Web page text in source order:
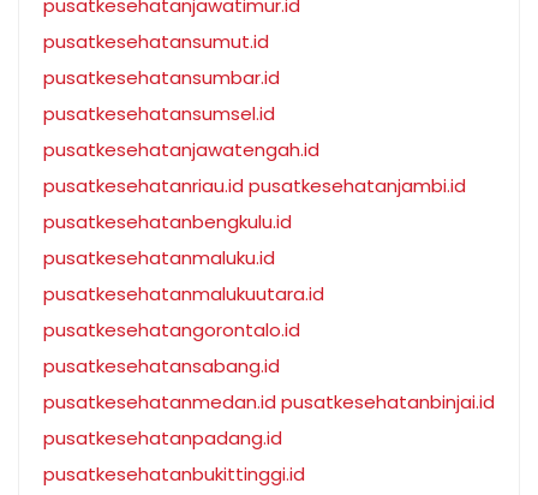
pusatkesehatanjawatimur.id
pusatkesehatansumut.id
pusatkesehatansumbar.id
pusatkesehatansumsel.id
pusatkesehatanjawatengah.id
pusatkesehatanriau.id pusatkesehatanjambi.id
pusatkesehatanbengkulu.id
pusatkesehatanmaluku.id
pusatkesehatanmalukuutara.id
pusatkesehatangorontalo.id
pusatkesehatansabang.id
pusatkesehatanmedan.id pusatkesehatanbinjai.id
pusatkesehatanpadang.id
pusatkesehatanbukittinggi.id